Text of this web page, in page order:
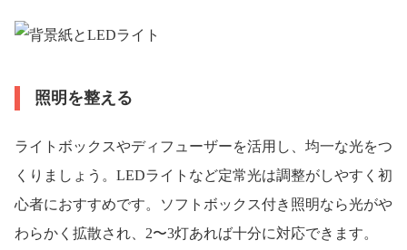
照明を整える
ライトボックスやディフューザーを活用し、均一な光をつ
くりましょう。LEDライトなど定常光は調整がしやすく初
心者におすすめです。ソフトボックス付き照明なら光がや
わらかく拡散され、2〜3灯あれば十分に対応できます。